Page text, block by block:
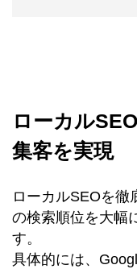
ローカル
集客を実現
ローカルSEOを徹
の検索順位を大幅
す。
具体的には、